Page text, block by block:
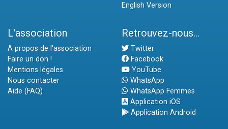
English Version
L'association
A propos de l'association
Faire un don !
Mentions légales
Nous contacter
Aide (FAQ)
Retrouvez-nous...
Twitter
Facebook
YouTube
WhatsApp
WhatsApp Femmes
Application iOS
Application Android